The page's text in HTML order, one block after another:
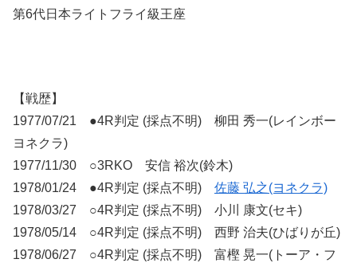
第6代日本ライトフライ級王座
【戦歴】
1977/07/21 ●4R判定 (採点不明) 柳田 秀一(レインボー
ヨネクラ)
1977/11/30 ○3RKO 安信 裕次(鈴木)
1978/01/24 ●4R判定 (採点不明) 佐藤 弘之(ヨネクラ)
1978/03/27 ○4R判定 (採点不明) 小川 康文(セキ)
1978/05/14 ○4R判定 (採点不明) 西野 治夫(ひばりが丘)
1978/06/27 ○4R判定 (採点不明) 富樫 晃一(トーア・フ